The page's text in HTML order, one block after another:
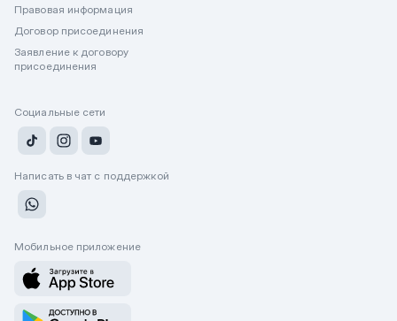
Правовая информация
Договор присоединения
Заявление к договору
присоединения
Социальные сети
Написать в чат с поддержкой
Мобильное приложение